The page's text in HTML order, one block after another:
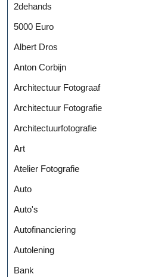
2dehands
5000 Euro
Albert Dros
Anton Corbijn
Architectuur Fotograaf
Architectuur Fotografie
Architectuurfotografie
Art
Atelier Fotografie
Auto
Auto's
Autofinanciering
Autolening
Bank